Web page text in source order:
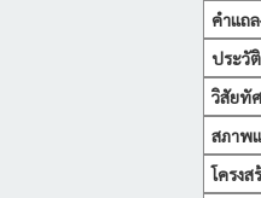
คำแถ
ประวั
วิสัยทั
สภาพ
โครงส